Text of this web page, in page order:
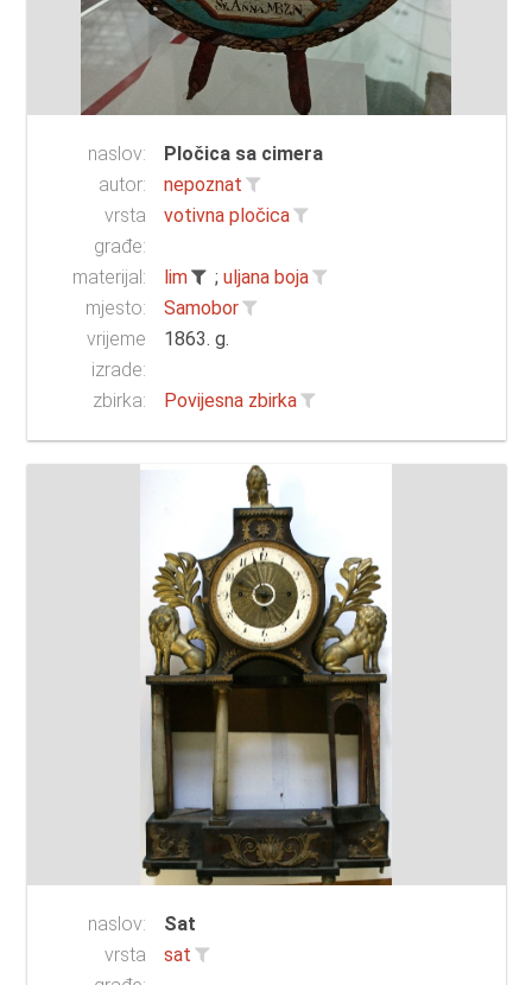
naslov:
Pločica sa cimera
autor:
nepoznat
vrsta
građe:
votivna pločica
materijal: lim ; uljana boja
mjesto:
Samobor
vrijeme
izrade:
1863. g.
zbirka: Povijesna zbirka
naslov:
Sat
vrsta
sat